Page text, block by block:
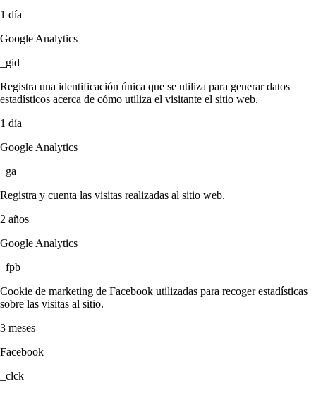
1 día
Google Analytics
_gid
Registra una identificación única que se utiliza para generar datos
estadísticos acerca de cómo utiliza el visitante el sitio web.
1 día
Google Analytics
_ga
Registra y cuenta las visitas realizadas al sitio web.
2 años
Google Analytics
_fpb
Cookie de marketing de Facebook utilizadas para recoger estadísticas
sobre las visitas al sitio.
3 meses
Facebook
_clck